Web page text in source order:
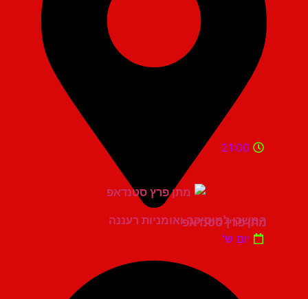
המשכן למוסיקה ואומניות רעננה
21:00
מתן פרץ סטנדאפ
יום ש'